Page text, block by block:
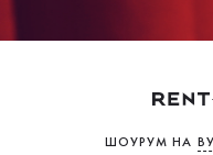
ШОУРУМ НА